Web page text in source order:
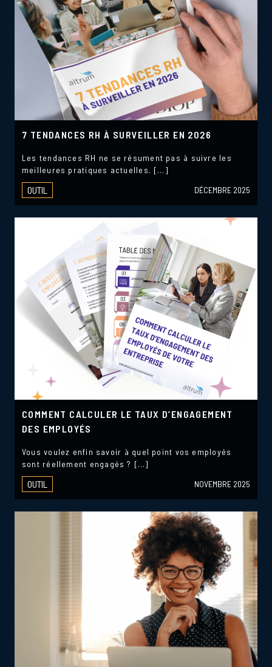
7 TENDANCES RH À SURVEILLER EN 2026
Les tendances RH ne se résument pas à suivre les
meilleures pratiques actuelles. […]
OUTIL DÉCEMBRE 2025
COMMENT CALCULER LE TAUX D’ENGAGEMENT
DES EMPLOYÉS
Vous voulez enfin savoir à quel point vos employés
sont réellement engagés ? […]
OUTIL NOVEMBRE 2025